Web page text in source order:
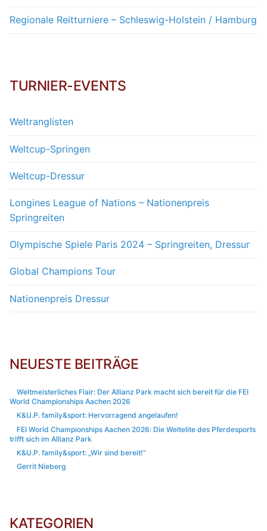
Regionale Reitturniere – Schleswig-Holstein / Hamburg
TURNIER-EVENTS
Weltranglisten
Weltcup-Springen
Weltcup-Dressur
Longines League of Nations – Nationenpreis
Springreiten
Olympische Spiele Paris 2024 – Springreiten, Dressur
Global Champions Tour
Nationenpreis Dressur
NEUESTE BEITRÄGE
Weltmeisterliches Flair: Der Allianz Park macht sich bereit für die FEI
World Championships Aachen 2026
K&U.P. family&sport: Hervorragend angelaufen!
FEI World Championships Aachen 2026: Die Weltelite des Pferdesports
trifft sich im Allianz Park
K&U.P. family&sport: „Wir sind bereit!“
Gerrit Nieberg
KATEGORIEN